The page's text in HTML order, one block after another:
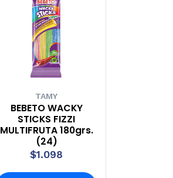
TAMY
BEBETO WACKY
STICKS FIZZI
MULTIFRUTA 180grs.
(24)
$1.098